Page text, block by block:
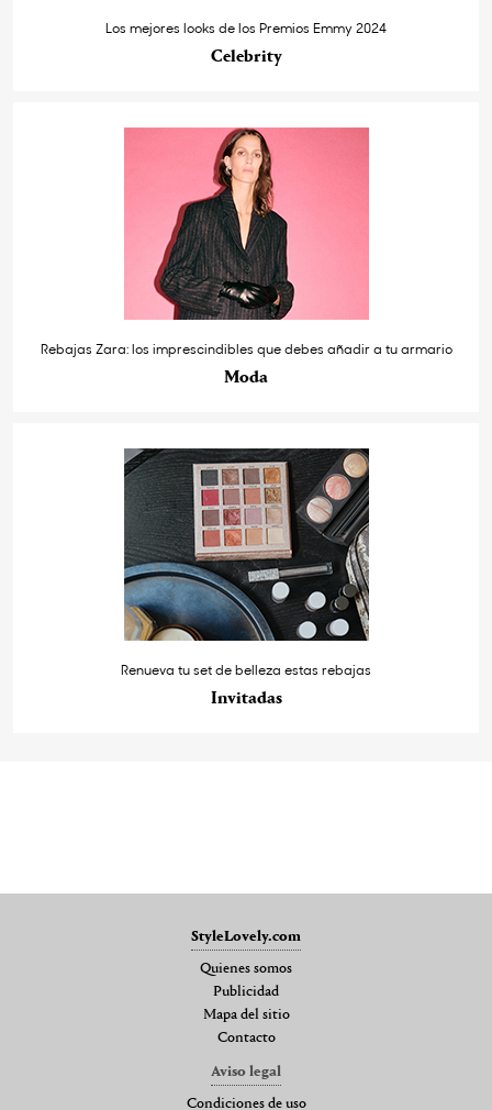
Los mejores looks de los Premios Emmy 2024
Celebrity
Rebajas Zara: los imprescindibles que debes añadir a tu armario
Moda
Renueva tu set de belleza estas rebajas
Invitadas
StyleLovely.com
Quienes somos
Publicidad
Mapa del sitio
Contacto
Aviso legal
Condiciones de uso